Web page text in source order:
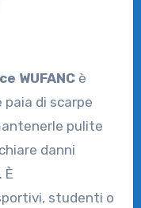
WUFANCè
paia di scarpe
pulite
danni
È
studenti o